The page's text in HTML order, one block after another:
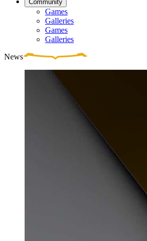
Community
Games
Galleries
Games
Galleries
News